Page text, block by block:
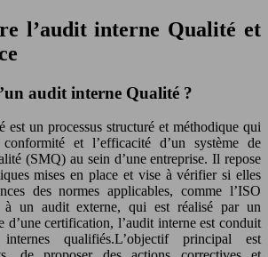
l’audit interne Qualité et
audit interne Qualité ?
est un processus structuré et méthodique qui
et l’efficacité d’un système de
(SMQ) au sein d’une entreprise. Il repose
mises en place et vise à vérifier si elles
des normes applicables, comme l’ISO
à un audit externe, qui est réalisé par un
d’une certification, l’audit interne est conduit
qualifiés.L’objectif principal est